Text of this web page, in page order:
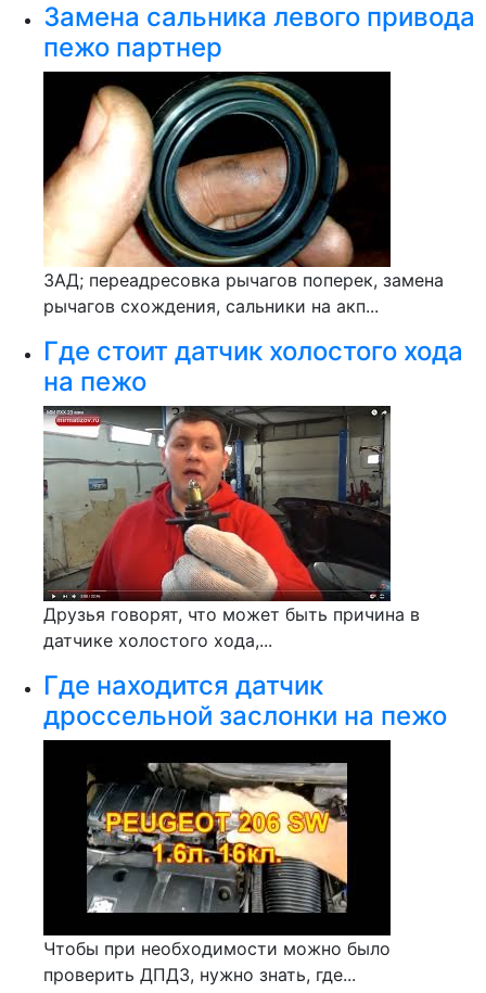
Замена сальника левого привода
пежо партнер
ЗАД; переадресовка рычагов поперек, замена
рычагов схождения, сальники на акп...
Где стоит датчик холостого хода
на пежо
Друзья говорят, что может быть причина в
датчике холостого хода,...
Где находится датчик
дроссельной заслонки на пежо
Чтобы при необходимости можно было
проверить ДПДЗ, нужно знать, где...